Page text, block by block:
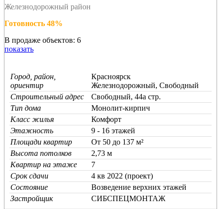
Железнодорожный район
Готовность 48%
В продаже объектов: 6
показать
Город, район,
ориентир
Красноярск
Железнодорожный, Свободный
Строительный адрес
Свободный, 44а стр.
Тип дома
Монолит-кирпич
Класс жилья
Комфорт
Этажность
9 - 16 этажей
Площади квартир
От 50 до 137 м²
Высота потолков
2,73 м
Квартир на этаже
7
Срок сдачи
4 кв 2022 (проект)
Состояние
Возведение верхних этажей
Застройщик
СИБСПЕЦМОНТАЖ